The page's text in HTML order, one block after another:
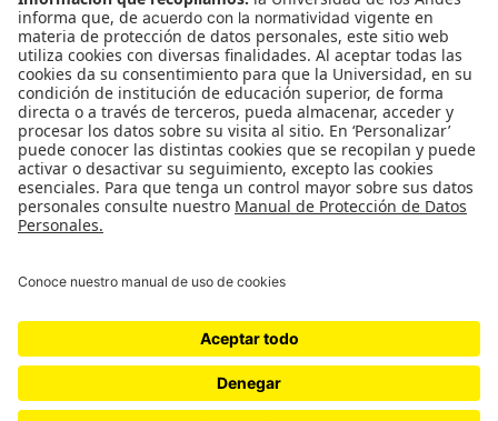
Ciudad
Movilización social
¿Quiénes somos?
Podcasts
Ediciones especiales
SÍGUENOS